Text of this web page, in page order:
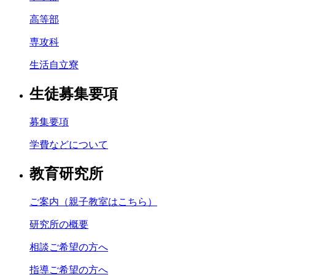
高等部
専攻科
生活自立寮
生徒募集要項
募集要項
学費などについて
教育研究所
ご案内（親子教室はこちら）
研究所の概要
相談ご希望の方へ
指導ご希望の方へ